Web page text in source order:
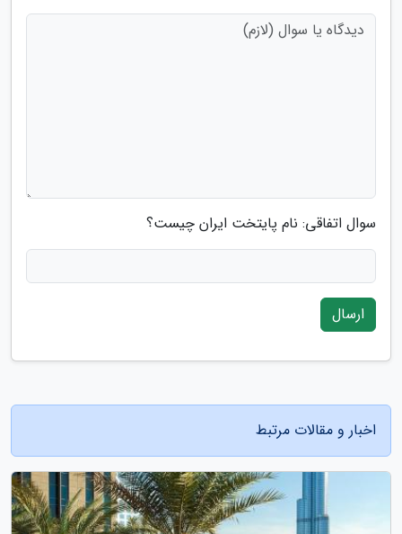
سوال اتفاقی: نام پایتخت ایران چیست؟
ارسال
اخبار و مقالات مرتبط